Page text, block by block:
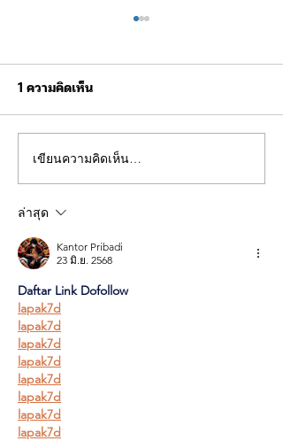
ขอเชิญร่วมกิจกรรมการ
1 ความคิดเห็น
เขียนความคิดเห็น…
ล่าสุด
Kantor Pribadi
23 มิ.ย. 2568
Daftar Link Dofollow
lapak7d
lapak7d
lapak7d
lapak7d
lapak7d
lapak7d
lapak7d
lapak7d